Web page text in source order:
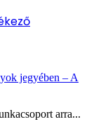
jegyében – A
arra...